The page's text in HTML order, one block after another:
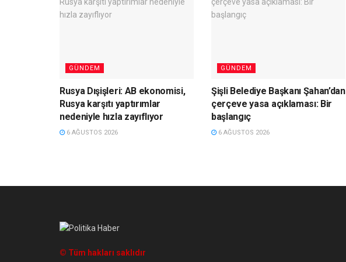
GÜNDEM
Rusya Dışişleri: AB ekonomisi,
Rusya karşıtı yaptırımlar
nedeniyle hızla zayıflıyor
6 AĞUSTOS 2026
GÜNDEM
Şişli Belediye Başkanı Şahan’dan
çerçeve yasa açıklaması: Bir
başlangıç
6 AĞUSTOS 2026
© Tüm hakları saklıdır